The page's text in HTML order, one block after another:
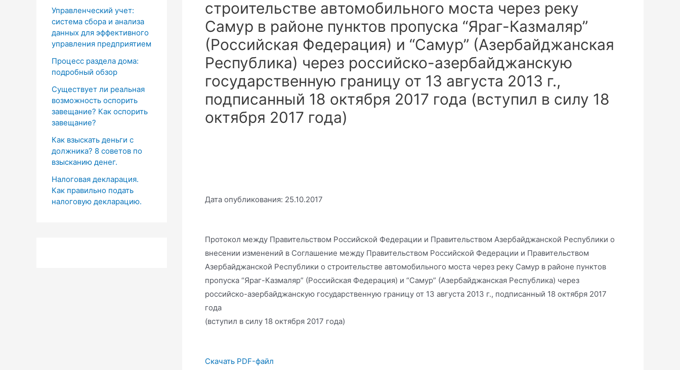
Управленческий учет:
система сбора и анализа
данных для эффективного
управления предприятием
Процесс раздела дома:
подробный обзор
Существует ли реальная
возможность оспорить
завещание? Как оспорить
завещание?
Как взыскать деньги с
должника? 8 советов по
взысканию денег.
Налоговая декларация.
Как правильно подать
налоговую декларацию.
строительстве автомобильного моста через реку
Самур в районе пунктов пропуска “Яраг-Казмаляр”
(Российская Федерация) и “Самур” (Азербайджанская
Республика) через российско-азербайджанскую
государственную границу от 13 августа 2013 г.,
подписанный 18 октября 2017 года (вступил в силу 18
октября 2017 года)
Дата опубликования: 25.10.2017
Протокол между Правительством Российской Федерации и Правительством Азербайджанской Республики о
внесении изменений в Соглашение между Правительством Российской Федерации и Правительством
Азербайджанской Республики о строительстве автомобильного моста через реку Самур в районе пунктов
пропуска “Яраг-Казмаляр” (Российская Федерация) и “Самур” (Азербайджанская Республика) через
российско-азербайджанскую государственную границу от 13 августа 2013 г., подписанный 18 октября 2017
года
(вступил в силу 18 октября 2017 года)
Скачать PDF-файл